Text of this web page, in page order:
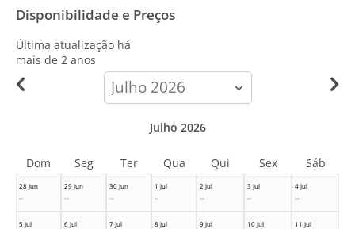
Disponibilidade e Preços
Última atualização há
mais de 2 anos
calendar-
month
28 Jun
--
29 Jun
--
30 Jun
--
1 Jul
--
2 Jul
--
3 Jul
--
4 Jul
--
5 Jul
6 Jul
7 Jul
8 Jul
9 Jul
10 Jul
11 Jul
Julho 2026
Dom Seg Ter Qua Qui Sex Sáb